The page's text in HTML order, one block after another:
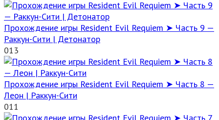
Прохождение игры Resident Evil Requiem ➤ Часть 9 —
Раккун-Сити | Детонатор
013
Прохождение игры Resident Evil Requiem ➤ Часть 8 —
Леон | Раккун-Сити
011